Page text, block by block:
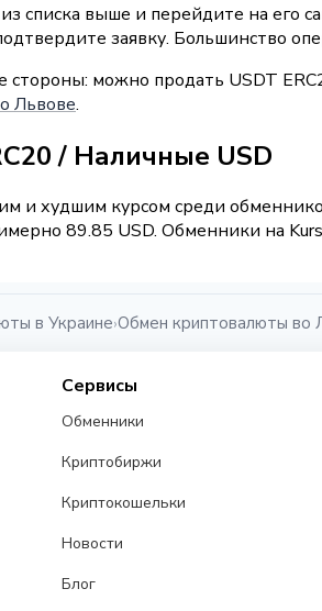
списка выше и перейдите на его
заявку. Большинство
стороны: можно продать USDT
Львове.
/ Наличные USD
и худшим курсом среди
89.85 USD. Обменники на
в Украине›Обмен криптовалюты во
Сервисы
Обменники
Криптобиржи
Криптокошельки
Новости
Блог